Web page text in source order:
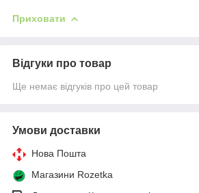
Приховати
Відгуки про товар
Ще немає відгуків про цей товар
Умови доставки
Нова Пошта
Магазини Rozetka